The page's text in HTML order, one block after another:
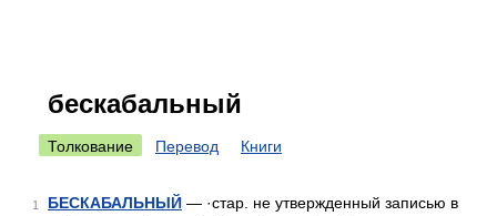
бескабальный
Толкование Перевод Книги
1 БЕСКАБАЛЬНЫЙ — ·стар. не утвержденный записью в